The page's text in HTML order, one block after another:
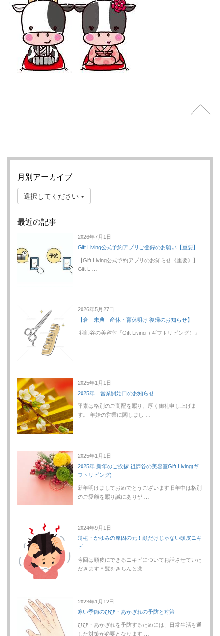
月別アーカイブ
選択してください
最近の記事
2026年7月1日
Gift Living公式予約アプリご登録のお願い【重要】
【Gift Living公式予約アプリのお知らせ《重要》】
Gift L …
2026年5月27日
【倉 未典 産休・育休明け 復帰のお知らせ】
祖師谷の美容室『Gift Living（ギフトリビング）』
2025年1月1日
2025年 営業開始日のお知らせ
平素は格別のご高配を賜り、厚く御礼申し上げま
す。 年始の営業に関しまし …
2025年1月1日
2025年 新年のご挨拶 祖師谷の美容室Gift Living(ギ
フトリビング)
新年明けましておめでとうございます旧年中は格別
のご愛顧を賜り誠にありが …
2024年9月1日
薄毛・かゆみの原因の元！顔だけじゃない頭皮ニキ
ビ
今回は頭皮にできるニキビについてお話させていた
だきます＊髪をきちんと洗 …
2023年1月12日
寒い季節のひび・あかぎれの予防と対策
ひび・あかぎれを予防するためには、日常生活を通
した対策が必要となります …